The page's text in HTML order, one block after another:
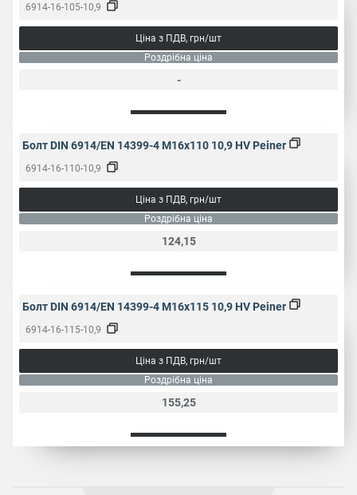
6914-16-105-10,9
Ціна з ПДВ, грн/шт
Роздрібна ціна
-
Болт DIN 6914/EN 14399-4 M16x110 10,9 HV Peiner
6914-16-110-10,9
Ціна з ПДВ, грн/шт
Роздрібна ціна
124,15
Болт DIN 6914/EN 14399-4 M16x115 10,9 HV Peiner
6914-16-115-10,9
Ціна з ПДВ, грн/шт
Роздрібна ціна
155,25